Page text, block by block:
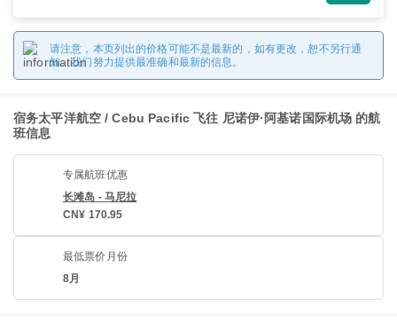
请注意，本页列出的价格可能不是最新的，如有更改，恕不另行通
知。我们努力提供最准确和最新的信息。
宿务太平洋航空 / Cebu Pacific 飞往 尼诺伊·阿基诺国际机场 的航
班信息
专属航班优惠
长滩岛 - 马尼拉
CN¥ 170.95
最低票价月份
8月